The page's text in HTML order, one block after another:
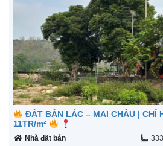
ĐẤT BẢN LÁC – MAI CHÂU | CHỈ
11TR/m²
Nhà đất bán